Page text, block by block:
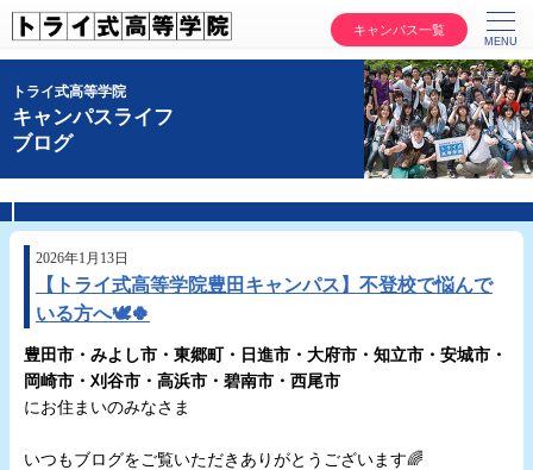
キャンパス一覧
トライ式高等学院
キャンパスライフ
ブログ
2026年1月13日
【トライ式高等学院豊田キャンパス】不登校で悩んで
いる方へ🕊🍀
豊田市・みよし市・東郷町・日進市・大府市・知立市・安城市・
岡崎市・刈谷市・高浜市・碧南市・西尾市
にお住まいのみなさま
いつもブログをご覧いただきありがとうございます🌈